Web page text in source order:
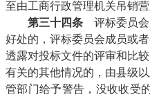
至由工商行政管理机关吊销营
第三十四条 评标委员会
好处的，评标委员会成员或
透露对投标文件的评审和比
有关的其他情况的，由县级
管部门给予警告，没收收受